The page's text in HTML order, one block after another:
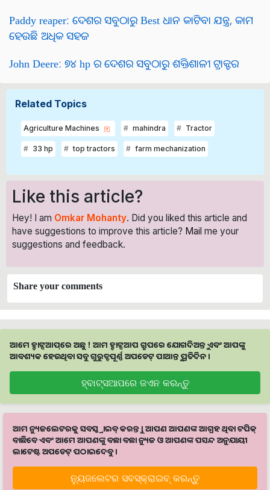
Paddy reaper: ଦେଶର ସବୁଠାରୁ Best ଧାନ କାଟିବା ଯନ୍ତ୍ର, କାମ
ହେଉଛି ଅଧିକ ସହଜ
John Deere: ୭୪ hp ର ଦେଶର ସବୁଠାରୁ ଶକ୍ତିଶାଳୀ ଟ୍ରାକ୍ଟର
Related Topics
Agriculture Machines mahindra Tractor
33 hp top tractors farm mechanization
Like this article?
Hey! I am Omkar Mohanty. Did you liked this article and
have suggestions to improve this article? Mail me your
suggestions and feedback.
Share your comments
ଆମେ ହ୍ବାଟ୍ସଆପ୍‌ରେ ଅଛୁ ! ଆମ ହ୍ବାଟ୍ସଆପ ଗ୍ରୁପରେ ଯୋଗଦିଅନ୍ତୁ ଏବଂ ଆପଙ୍କୁ
ଆବଶ୍ୟକ ହେଉଥିବା ସବୁ ଗୁରୁତ୍ବପୂର୍ଣ୍ଣ ଅପଡେଟ୍‌ ପାଆନ୍ତୁ ପ୍ରତିଦିନ ।
ହ୍ବାଟ୍ସଆପରେ ଜଏନ କରନ୍ତୁ
ଆମ ନ୍ୟୁଜଲେଟରକୁ ସବସ୍କ୍ରାଇବ୍ କରନ୍ତୁ । ଆପଣ ଆପଣଙ୍କ ଆଗ୍ରହ ଥିବା ଟପିକ୍‌
ବାଛିବେ ଏବଂ ଆମେ ଆପଣଙ୍କୁ ବଛା ବଛା ନ୍ୟୁଜ ଓ ଆପଣଙ୍କ ପସନ୍ଦ ଅନୁଯାୟୀ
ଲାଟେଷ୍ଟ ଅପଡେଟ୍‌ ପଠାଇଦେବୁ ।
ନ୍ୟୁଜଲେଟର ସବସ୍କ୍ରାଇବ୍‌ କରନ୍ତୁ